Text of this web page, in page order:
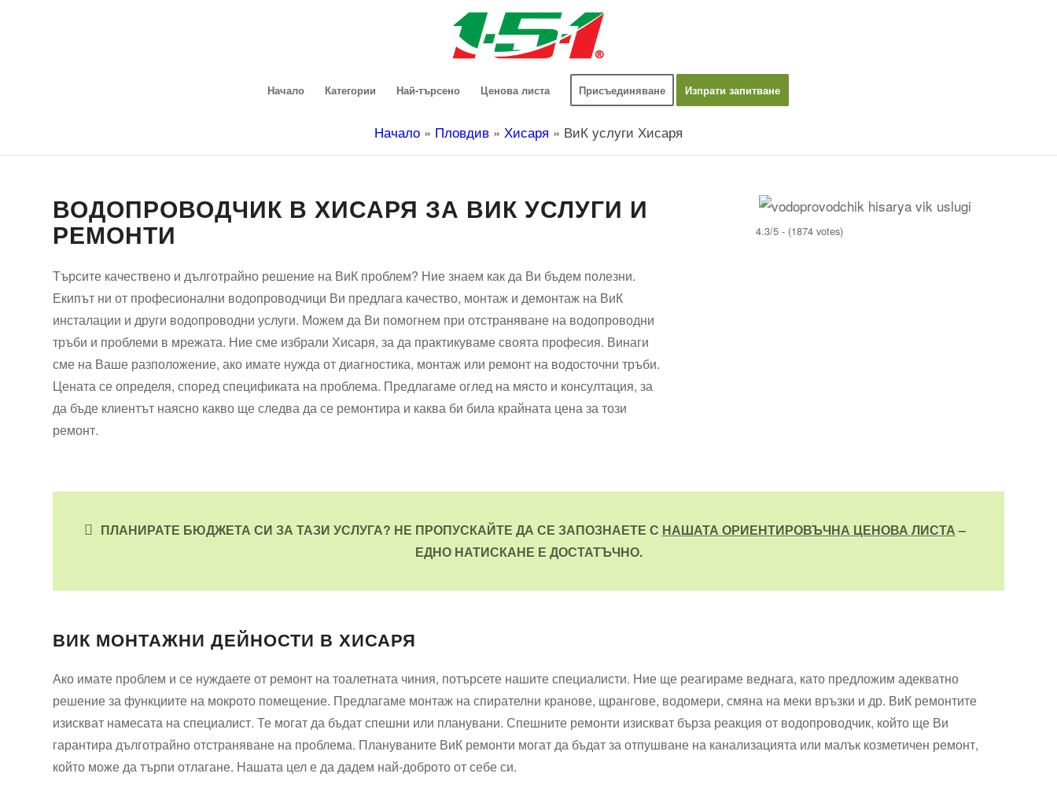
Начало Категории Най-търсено Ценова листа Присъединяване Изпрати запитване
Начало » Пловдив » Хисаря » ВиК услуги Хисаря
ВОДОПРОВОДЧИК В ХИСАРЯ ЗА ВИК УСЛУГИ И
РЕМОНТИ
Търсите качествено и дълготрайно решение на ВиК проблем? Ние знаем как да Ви бъдем полезни.
Екипът ни от професионални водопроводчици Ви предлага качество, монтаж и демонтаж на ВиК
инсталации и други водопроводни услуги. Можем да Ви помогнем при отстраняване на водопроводни
тръби и проблеми в мрежата. Ние сме избрали Хисаря, за да практикуваме своята професия. Винаги
сме на Ваше разположение, ако имате нужда от диагностика, монтаж или ремонт на водосточни тръби.
Цената се определя, според спецификата на проблема. Предлагаме оглед на място и консултация, за
да бъде клиентът наясно какво ще следва да се ремонтира и каква би била крайната цена за този
ремонт.
ПЛАНИРАТЕ БЮДЖЕТА СИ ЗА ТАЗИ УСЛУГА? НЕ ПРОПУСКАЙТЕ ДА СЕ ЗАПОЗНАЕТЕ С НАШАТА ОРИЕНТИРОВЪЧНА ЦЕНОВА ЛИСТА–
ЕДНО НАТИСКАНЕ Е ДОСТАТЪЧНО.
ВИК МОНТАЖНИ ДЕЙНОСТИ В ХИСАРЯ
Ако имате проблем и се нуждаете от ремонт на тоалетната чиния, потърсете нашите специалисти. Ние ще реагираме веднага, като предложим адекватно
решение за функциите на мокрото помещение. Предлагаме монтаж на спирателни кранове, щрангове, водомери, смяна на меки връзки и др. ВиК ремонтите
изискват намесата на специалист. Те могат да бъдат спешни или планувани. Спешните ремонти изискват бърза реакция от водопроводчик, който ще Ви
гарантира дълготрайно отстраняване на проблема. Плануваните ВиК ремонти могат да бъдат за отпушване на канализацията или малък козметичен ремонт,
който може да търпи отлагане. Нашата цел е да дадем най-доброто от себе си.
4.3/5 - (1874 votes)